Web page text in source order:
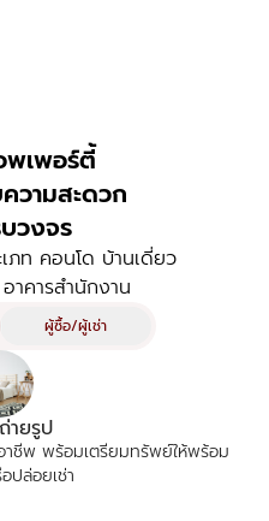
เพอร์ตี้
วามสะดวก
วงจร
ภท คอนโด บ้านเดี่ยว
าคารสำนักงาน
ผู้ซื้อ/ผู้เช่า
ายรูป
ชีพ พร้อมเตรียมทรัพย์ให้พร้อม
ปล่อยเช่า